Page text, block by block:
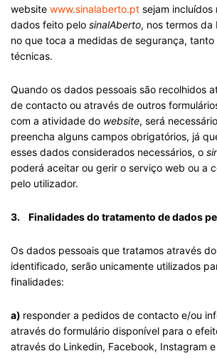
website www.sinalaberto.pt sejam
dados feito pelo sinalAberto, nos termos da
no que toca a medidas de segurança,
técnicas.
Quando os dados pessoais são recolhidos
de contacto ou através de outros
com a atividade do website, será
preencha alguns campos obrigatórios, já
esses dados considerados necessários, o
poderá aceitar ou gerir o serviço web ou a
pelo utilizador.
3. Finalidades do tratamento de dados
Os dados pessoais que tratamos através
identificado, serão unicamente utilizados
finalidades:
a) responder a pedidos de contacto e/ou
através do formulário disponível para o
através do Linkedin, Facebook, Instagram